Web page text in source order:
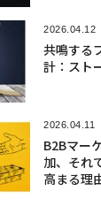
2026.04.12
共鳴する
計：スト
2026.04.11
B2Bマー
加、それ
高まる理